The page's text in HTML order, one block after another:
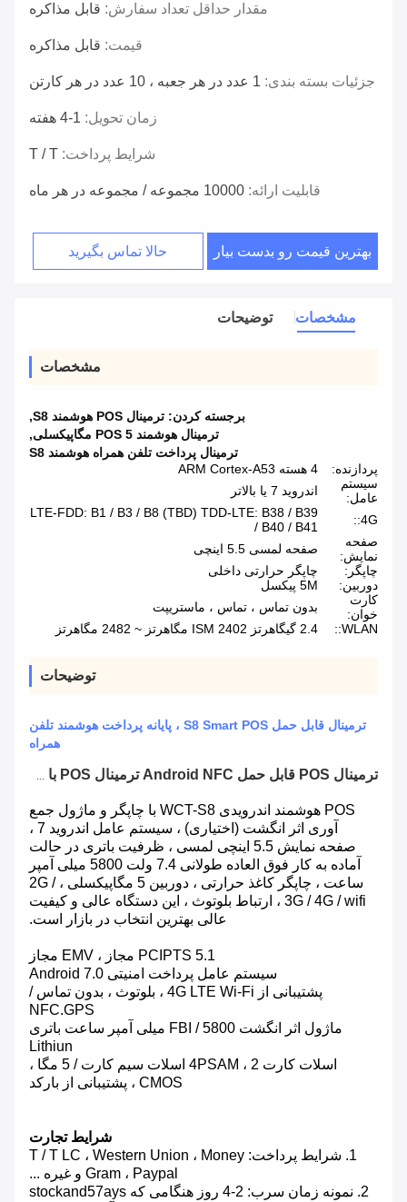
مقدار حداقل تعداد سفارش: قابل مذاکره
قیمت: قابل مذاکره
جزئیات بسته بندی: 1 عدد در هر جعبه ، 10 عدد در هر کارتن
زمان تحویل: 1-4 هفته
شرایط پرداخت: T / T
قابلیت ارائه: 10000 مجموعه / مجموعه در هر ماه
بهترین قیمت رو بدست بیار حالا تماس بگیرید
مشخصات توضیحات
مشخصات
برجسته کردن: ترمینال POS هوشمند S8
,
ترمینال هوشمند POS 5 مگاپیکسلی
,
ترمینال پرداخت تلفن همراه هوشمند S8
پردازنده:
4 هسته ARM Cortex-A53
سیستم
عامل:
اندروید 7 یا بالاتر
4G::
LTE-FDD: B1 / B3 / B8 (TBD) TDD-LTE: B38 / B39
/ B40 / B41
صفحه
نمایش:
صفحه لمسی 5.5 اینچی
چاپگر:
چاپگر حرارتی داخلی
دوربین:
5M پیکسل
کارت
خوان:
بدون تماس ، تماس ، ماستریپت
WLAN::
2.4 گیگاهرتز ISM 2402 مگاهرتز ~ 2482 مگاهرتز
توضیحات
ترمینال قابل حمل S8 Smart POS ، پایانه پرداخت هوشمند تلفن
همراه
ترمینال POS قابل حمل Android NFC ترمینال POS با خواننده اثر انگشت
POS هوشمند اندرویدی WCT-S8 با چاپگر و ماژول جمع
آوری اثر انگشت (اختیاری) ، سیستم عامل اندروید 7 ،
صفحه نمایش 5.5 اینچی لمسی ، ظرفیت باتری در حالت
آماده به کار فوق العاده طولانی 7.4 ولت 5800 میلی آمپر
ساعت ، چاپگر کاغذ حرارتی ، دوربین 5 مگاپیکسلی ، 2G /
3G / 4G / wifi ، ارتباط بلوتوث ، این دستگاه عالی و کیفیت
عالی بهترین انتخاب در بازار است.
PCIPTS 5.1 مجاز ، EMV مجاز
سیستم عامل پرداخت امنیتی Android 7.0
پشتیبانی از 4G LTE Wi-Fi ، بلوتوث ، بدون تماس /
NFC.GPS
ماژول اثر انگشت FBI / 5800 میلی آمپر ساعت باتری
Lithiun
اسلات کارت 4PSAM ، 2 اسلات سیم کارت / 5 مگا ،
CMOS ، پشتیبانی از بارکد
شرایط تجارت
1. شرایط پرداخت: T / T LC ، Western Union ، Money
Gram ، Paypal و غیره ...
2. نمونه زمان سرب: 2-4 روز هنگامی که stockand57ays